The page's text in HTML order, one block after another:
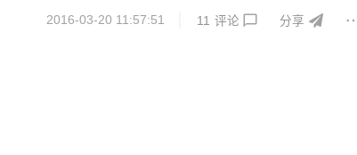
2016-03-20 11:57:51
11 评论 分享